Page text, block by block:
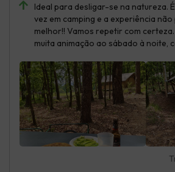
Ideal para desligar-se na natureza.
vez em camping e a experiência
melhor!! Vamos repetir com certeza.
muita animação ao sábado à noite,